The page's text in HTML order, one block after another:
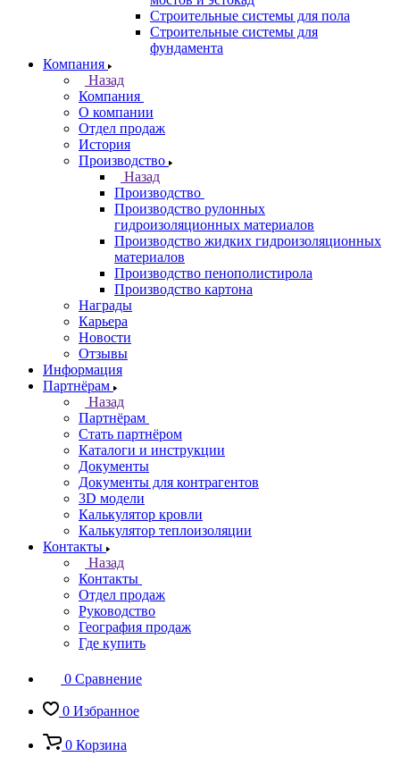
Строительные системы для пола
Строительные системы для
фундамента
Компания
Назад
Компания
О компании
Отдел продаж
История
Производство
Назад
Производство
Производство рулонных
гидроизоляционных материалов
Производство жидких гидроизоляционных
материалов
Производство пенополистирола
Производство картона
Награды
Карьера
Новости
Отзывы
Информация
Партнёрам
Назад
Партнёрам
Стать партнёром
Каталоги и инструкции
Документы
Документы для контрагентов
3D модели
Калькулятор кровли
Калькулятор теплоизоляции
Контакты
Назад
Контакты
Отдел продаж
Руководство
География продаж
Где купить
0 Сравнение
0 Избранное
0 Корзина